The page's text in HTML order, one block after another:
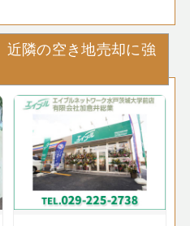
近隣の空き地売却に強